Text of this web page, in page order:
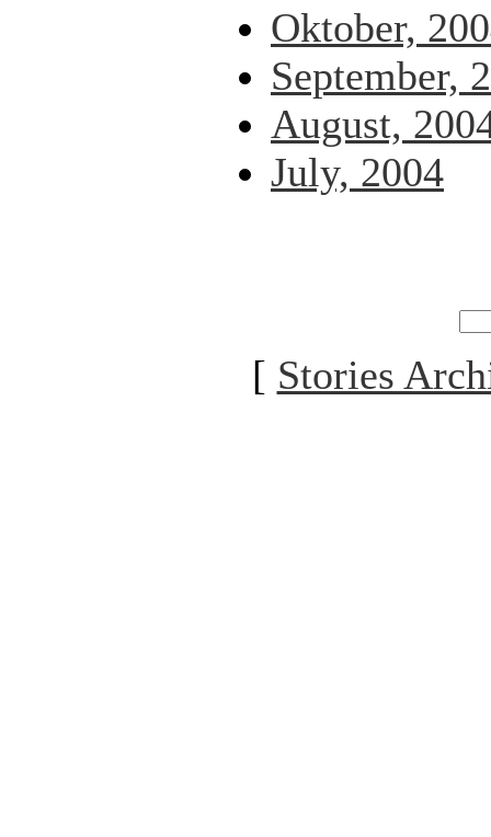
Oktober,
September,
August,
July, 2004
[ Stories